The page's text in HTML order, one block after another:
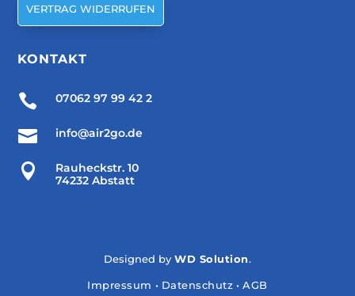
VERTRAG WIDERRUFEN
KONTAKT
 07062 97 99 42 2
 info@air2go.de

Rauheckstr. 10
74232 Abstatt
Designed byWD Solution.
Impressum • Datenschutz • AGB